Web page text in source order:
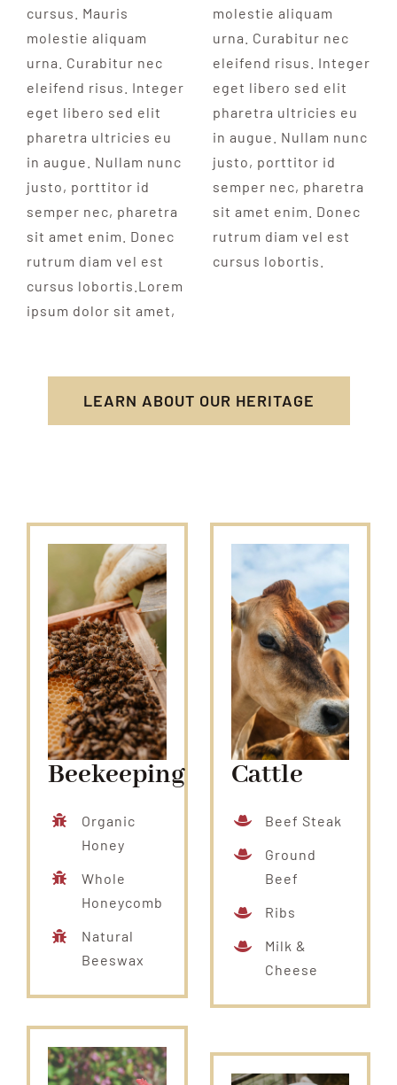
cursus. Mauris
molestie aliquam
urna. Curabitur nec
eleifend risus. Integer
eget libero sed elit
pharetra ultricies eu
in augue. Nullam nunc
justo, porttitor id
semper nec, pharetra
sit amet enim. Donec
rutrum diam vel est
cursus lobortis.Lorem
ipsum dolor sit amet,
molestie aliquam
urna. Curabitur nec
eleifend risus. Integer
eget libero sed elit
pharetra ultricies eu
in augue. Nullam nunc
justo, porttitor id
semper nec, pharetra
sit amet enim. Donec
rutrum diam vel est
cursus lobortis.
LEARN ABOUT OUR HERITAGE
Beekeeping
Organic
Honey
Whole
Honeycomb
Natural
Beeswax
Cattle
Beef Steak
Ground
Beef
Ribs
Milk &
Cheese